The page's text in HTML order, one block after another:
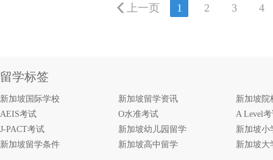
上一页 1 2 3 4
留学标签
新加坡国际学校 新加坡留学资讯
新加坡院
AEIS考试
O水准考试
A Level
J-PACT考试
新加坡幼儿园留学
新加坡小
新加坡留学条件
新加坡高中留学 新加坡大